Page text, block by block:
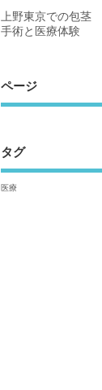
上野東京での包茎
手術と医療体験
ページ
タグ
医療